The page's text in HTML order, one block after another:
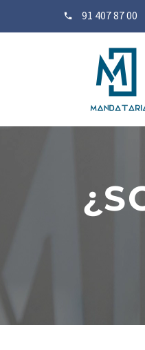
91 407 87 00